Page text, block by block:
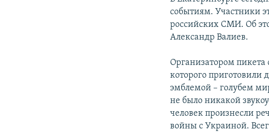
событиям. Участники
российских СМИ. Об
Александр Валиев.
Организатором
которого
эмблемой – голубем
не было никакой
человек произнесли
войны с Украиной.